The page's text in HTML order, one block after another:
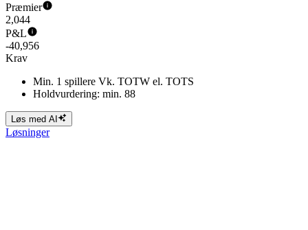
Præmier
2,044
P&L
-40,956
Krav
Min. 1 spillere Vk. TOTW el. TOTS
Holdvurdering: min. 88
Løs med AI
Løsninger